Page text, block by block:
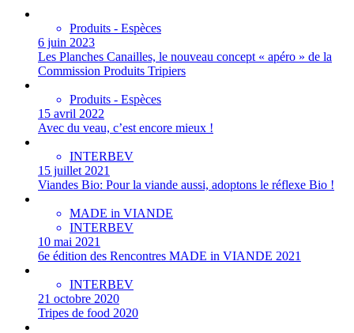
Produits - Espèces
6 juin 2023
Les Planches Canailles, le nouveau concept « apéro » de la
Commission Produits Tripiers
Produits - Espèces
15 avril 2022
Avec du veau, c’est encore mieux !
INTERBEV
15 juillet 2021
Viandes Bio: Pour la viande aussi, adoptons le réflexe Bio !
MADE in VIANDE
INTERBEV
10 mai 2021
6e édition des Rencontres MADE in VIANDE 2021
INTERBEV
21 octobre 2020
Tripes de food 2020